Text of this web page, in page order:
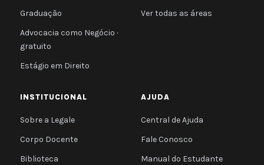
Graduação
Advocacia como Negócio ·
gratuito
Estágio em Direito
Ver todas as áreas
INSTITUCIONAL
Sobre a Legale
Corpo Docente
Biblioteca
AJUDA
Central de Ajuda
Fale Conosco
Manual do Estudante